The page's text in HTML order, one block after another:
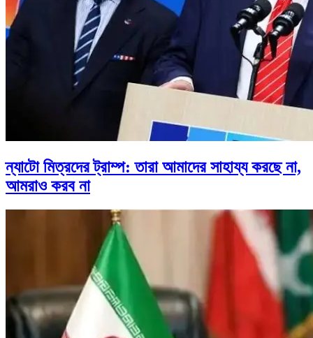
ন্যাটো মিত্রদের ট্রাম্প: তারা আমাদের সাহায্য করছে না,
আমরাও করব না